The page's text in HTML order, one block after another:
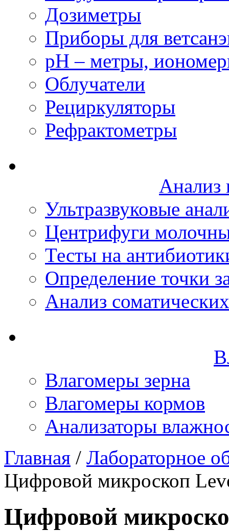
Дозиметры
Приборы для
рН – метры,
Облучатели
Рециркуляторы
Рефрактометры
Анализ
Ультразвуковые
Центрифуги
Тесты на
Определение точки
Анализ
Влагомеры зерна
Влагомеры кормов
Анализаторы
Главная / Лабораторное
Цифровой микроскоп
Цифровой